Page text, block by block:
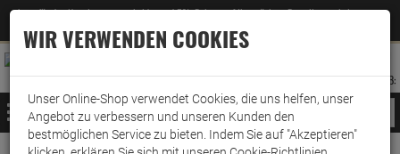
Jetzt für den Newsletter entscheiden und 5% Rabatt auf Ihre nächste Bestellung erhalten
–Zum Newsletter
ANMELDEN
AUFKLAPPEN
MERKZETTEL
WARENKORB:
MENÜ
WIR VERWENDEN COOKIES
Unser Online-Shop verwendet Cookies, die uns helfen, unser
Angebot zu verbessern und unseren Kunden den
bestmöglichen Service zu bieten. Indem Sie auf "Akzeptieren"